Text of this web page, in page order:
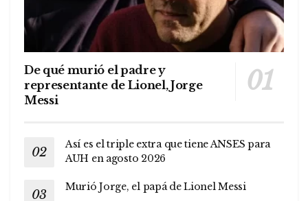
De qué murió el padre y
representante de Lionel, Jorge
Messi
Así es el triple extra que tiene ANSES para
AUH en agosto 2026
Murió Jorge, el papá de Lionel Messi